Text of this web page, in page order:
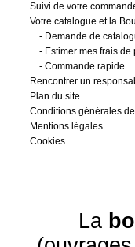
Suivi de votre
Votre catalogue et la
- Demande de
- Estimer mes frais de
- Commande rapide
Rencontrer un
Plan du site
Conditions générales
Mentions légales
Cookies
La